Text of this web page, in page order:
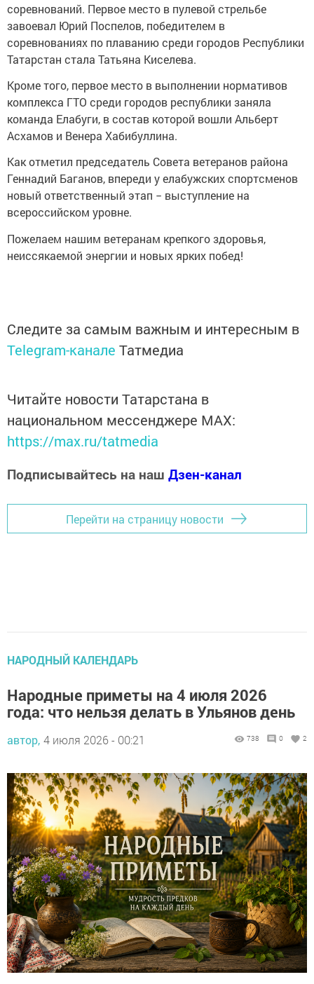
соревнований. Первое место в пулевой стрельбе
завоевал Юрий Поспелов, победителем в
соревнованиях по плаванию среди городов Республики
Татарстан стала Татьяна Киселева.
Кроме того, первое место в выполнении нормативов
комплекса ГТО среди городов республики заняла
команда Елабуги, в состав которой вошли Альберт
Асхамов и Венера Хабибуллина.
Как отметил председатель Совета ветеранов района
Геннадий Баганов, впереди у елабужских спортсменов
новый ответственный этап − выступление на
всероссийском уровне.
Пожелаем нашим ветеранам крепкого здоровья,
неиссякаемой энергии и новых ярких побед!
Следите за самым важным и интересным в
Telegram-канале Татмедиа
Читайте новости Татарстана в
национальном мессенджере MАХ:
https://max.ru/tatmedia
Подписывайтесь на наш Дзен-канал
Перейти на страницу новости
НАРОДНЫЙ КАЛЕНДАРЬ
Народные приметы на 4 июля 2026
года: что нельзя делать в Ульянов день
автор, 4 июля 2026 - 00:21 738 0 2